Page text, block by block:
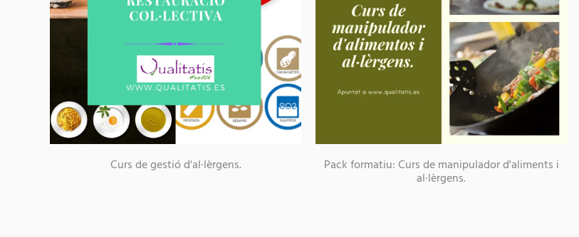
Curs de gestió d'al·lèrgens.
Pack formatiu: Curs de manipulador d'aliments i
al·lèrgens.